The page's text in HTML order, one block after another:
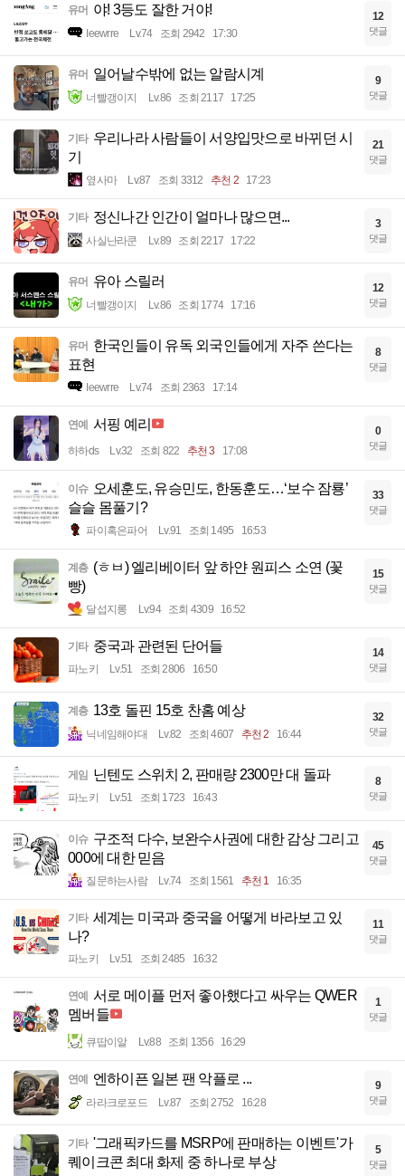
유머 야! 3등도 잘한 거야!
Ieewrre Lv.74 조회 2942 17:30
12
댓글
유머 일어날수밖에 없는 알람시계
너빨갱이지 Lv.86 조회 2117 17:25
9
댓글
기타 우리나라 사람들이 서양입맛으로 바뀌던 시
기
옆사마 Lv.87 조회 3312 추천 2 17:23
21
댓글
기타 정신나간 인간이 얼마나 많으면...
사실난라쿤 Lv.89 조회 2217 17:22
3
댓글
유머 유아 스릴러
너빨갱이지 Lv.86 조회 1774 17:16
12
댓글
유머 한국인들이 유독 외국인들에게 자주 쓴다는
표현
Ieewrre Lv.74 조회 2363 17:14
8
댓글
연예 서핑 예리
하하ds Lv.32 조회 822 추천 3 17:08
0
댓글
이슈 오세훈도, 유승민도, 한동훈도…‘보수 잠룡’
슬슬 몸풀기?
파이혹은파어 Lv.91 조회 1495 16:53
33
댓글
계층 (ㅎㅂ) 엘리베이터 앞 하얀 원피스 소연 (꽃
빵)
달섭지롱 Lv.94 조회 4309 16:52
15
댓글
기타 중국과 관련된 단어들
파노키 Lv.51 조회 2806 16:50
14
댓글
계층 13호 돌핀 15호 찬홈 예상
닉네임해야대 Lv.82 조회 4607 추천 2 16:44
32
댓글
게임 닌텐도 스위치 2, 판매량 2300만 대 돌파
파노키 Lv.51 조회 1723 16:43
8
댓글
이슈 구조적 다수, 보완수사권에 대한 감상 그리고
000에 대한 믿음
질문하는사람 Lv.74 조회 1561 추천 1 16:35
45
댓글
기타 세계는 미국과 중국을 어떻게 바라보고 있
나?
파노키 Lv.51 조회 2485 16:32
11
댓글
연예 서로 메이플 먼저 좋아했다고 싸우는 QWER
멤버들
큐땁이알 Lv.88 조회 1356 16:29
1
댓글
연예 엔하이픈 일본 팬 악플로 ...
라라크로포드 Lv.87 조회 2752 16:28
9
댓글
기타 '그래픽카드를 MSRP에 판매하는 이벤트'가
퀘이크콘 최대 화제 중 하나로 부상
5
댓글